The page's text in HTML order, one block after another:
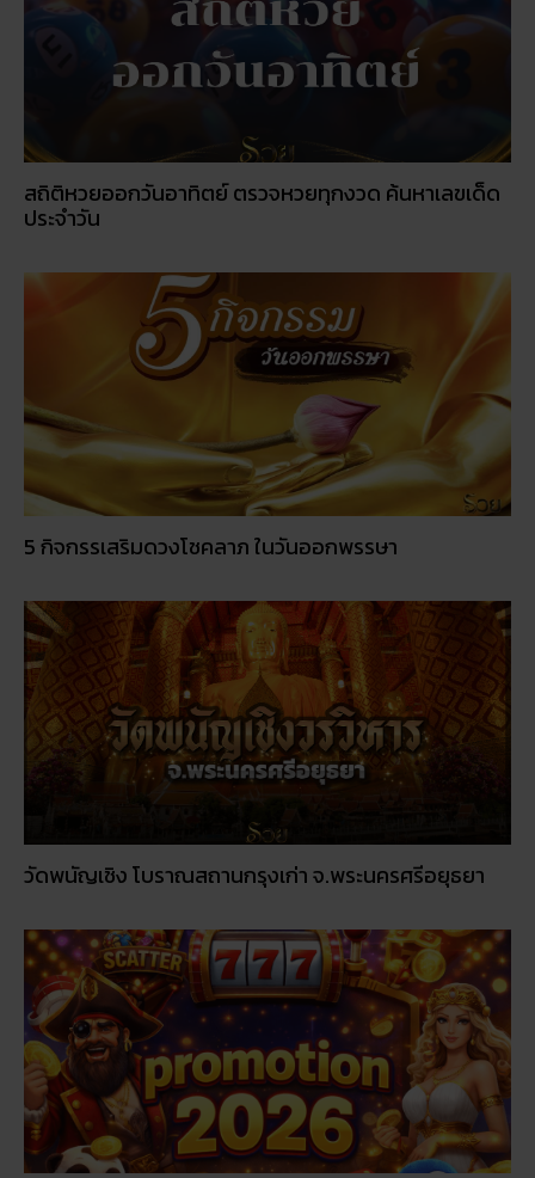
สถิติหวยออกวันอาทิตย์ ตรวจหวยทุกงวด ค้นหาเลขเด็ด
ประจำวัน
5 กิจกรรเสริมดวงโชคลาภ ในวันออกพรรษา
วัดพนัญเชิง โบราณสถานกรุงเก่า จ.พระนครศรีอยุธยา